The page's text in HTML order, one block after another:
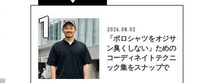
2026.08.02
「ポロシャツをオジサ
ン臭くしない」ための
コーディネイトテクニ
ック集をスナップで